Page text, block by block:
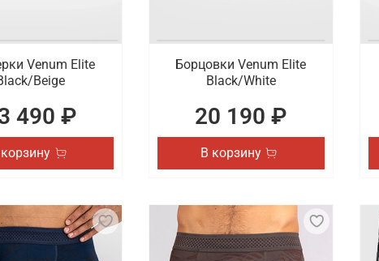
Venum Elite
Beige
490 ₽
Борцовки Venum Elite
Black/White
20 190 ₽
В корзину